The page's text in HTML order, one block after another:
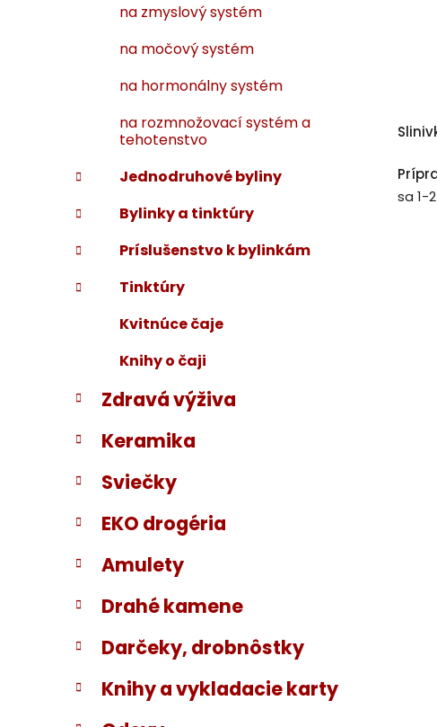
na zmyslový systém
na močový systém
na hormonálny systém
na rozmnožovací systém a
tehotenstvo
Jednodruhové byliny
Bylinky a tinktúry
Príslušenstvo k bylinkám
Tinktúry
Kvitnúce čaje
Knihy o čaji
Zdravá výživa
Keramika
Sviečky
EKO drogéria
Amulety
Drahé kamene
Darčeky, drobnôstky
Knihy a vykladacie karty
sa 1-